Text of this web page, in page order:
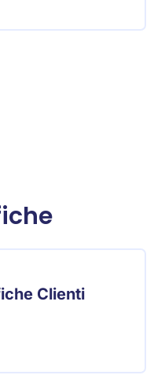
Clienti